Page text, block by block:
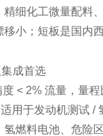
精细化工微量配料
移小；短板是国内
集成首选
< 2% 流量，量
适用于发动机测试
氢燃料电池、危险